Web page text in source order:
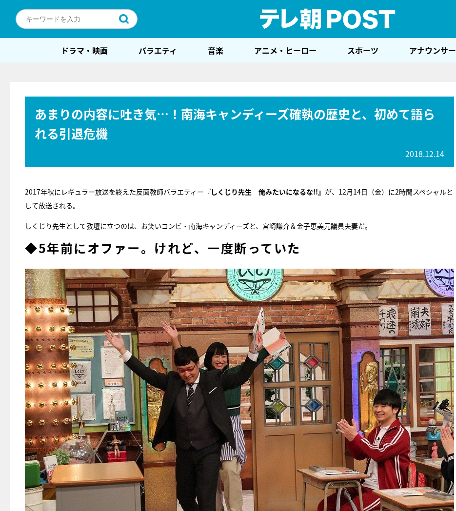
ドラマ・映画 バラエティ 音楽 アニメ・ヒーロー スポーツ アナウンサー
あまりの内容に吐き気…！南海キャンディーズ確執の歴史と、初めて語ら
れる引退危機
2018.12.14
2017年秋にレギュラー放送を終えた反面教師バラエティー 『しくじり先生 俺みたいになるな!!』 が、12月14日（金）に2時間スペシャルと
して放送される。
しくじり先生として教壇に立つのは、お笑いコンビ・南海キャンディーズと、宮崎謙介＆金子恵美元議員夫妻だ。
◆5年前にオファー。けれど、一度断っていた
ビュー